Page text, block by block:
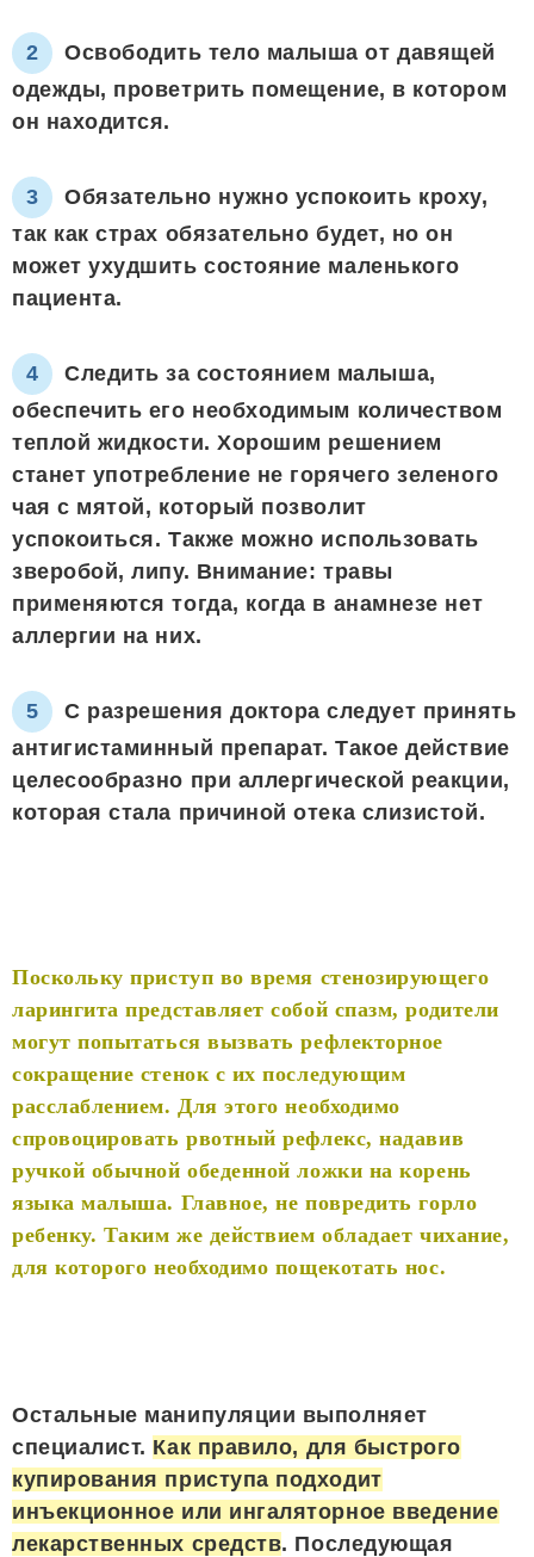
Освободить тело малыша от давящей
одежды, проветрить помещение, в котором
он находится.
Обязательно нужно успокоить кроху,
так как страх обязательно будет, но он
может ухудшить состояние маленького
пациента.
Следить за состоянием малыша,
обеспечить его необходимым количеством
теплой жидкости. Хорошим решением
станет употребление не горячего зеленого
чая с мятой, который позволит
успокоиться. Также можно использовать
зверобой, липу. Внимание: травы
применяются тогда, когда в анамнезе нет
аллергии на них.
С разрешения доктора следует принять
антигистаминный препарат. Такое действие
целесообразно при аллергической реакции,
которая стала причиной отека слизистой.
Поскольку приступ во время стенозирующего
ларингита представляет собой спазм, родители
могут попытаться вызвать рефлекторное
сокращение стенок с их последующим
расслаблением. Для этого необходимо
спровоцировать рвотный рефлекс, надавив
ручкой обычной обеденной ложки на корень
языка малыша. Главное, не повредить горло
ребенку. Таким же действием обладает чихание,
для которого необходимо пощекотать нос.
Остальные манипуляции выполняет
специалист. Как правило, для быстрого
купирования приступа подходит
инъекционное или ингаляторное введение
лекарственных средств. Последующая